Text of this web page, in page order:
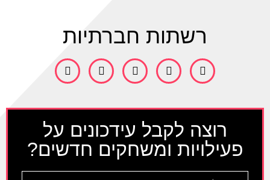
רוצה לקבל עידכונים על
פעילויות ומשחקים חדשים?
רשתות חברתיות